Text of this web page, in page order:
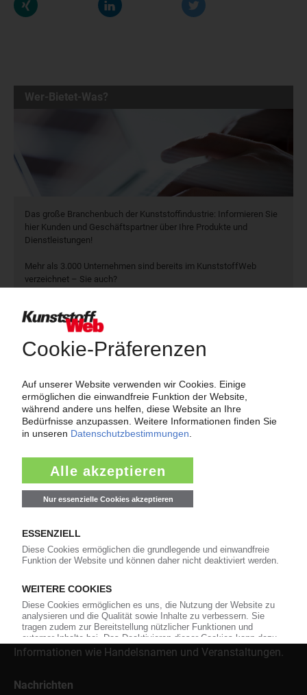
Wer-Bietet-Was?
Das große Branchenbuch der Kunststoffindustrie: Informieren Sie
hier Kunden und Geschäftspartner über Ihre Produkte und
Dienstleistungen!
Mehr als 3.000 Unternehmen sind bereits im KunststoffWeb
verzeichnet – Sie auch?
Über das KunststoffWeb
Als einer der Internet-Pioniere der Kunststoffindustrie
versorgt das KunststoffWeb bereits seit 1996 die Fach-
Nachrichten rund um das Thema "Kunststoffe". Im Fokus
der Berichterstattung ist dabei die Preisentwicklung für
Material, Anwendungen und Verpackungen.
Weiterhin bietet das KunststoffWeb geeignete
Bezugsquellen für den Einkauf sowie nützlichen Service-
Informationen wie Handelsnamen und Veranstaltungen.
Nachrichten